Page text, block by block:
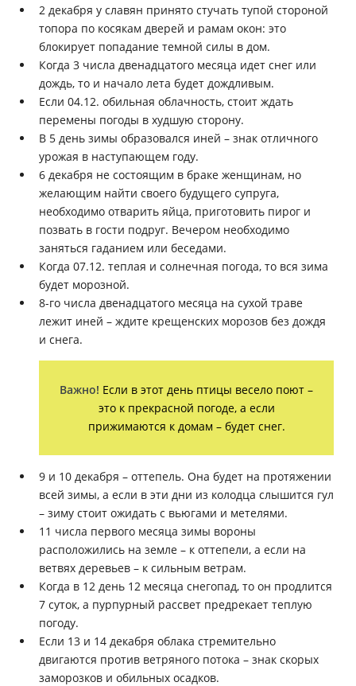
2 декабря у славян принято стучать тупой стороной
топора по косякам дверей и рамам окон: это
блокирует попадание темной силы в дом.
Когда 3 числа двенадцатого месяца идет снег или
дождь, то и начало лета будет дождливым.
Если 04.12. обильная облачность, стоит ждать
перемены погоды в худшую сторону.
В 5 день зимы образовался иней – знак отличного
урожая в наступающем году.
6 декабря не состоящим в браке женщинам, но
желающим найти своего будущего супруга,
необходимо отварить яйца, приготовить пирог и
позвать в гости подруг. Вечером необходимо
заняться гаданием или беседами.
Когда 07.12. теплая и солнечная погода, то вся зима
будет морозной.
8-го числа двенадцатого месяца на сухой траве
лежит иней – ждите крещенских морозов без дождя
и снега.
Важно! Если в этот день птицы весело поют –
это к прекрасной погоде, а если
прижимаются к домам – будет снег.
9 и 10 декабря – оттепель. Она будет на протяжении
всей зимы, а если в эти дни из колодца слышится гул
– зиму стоит ожидать с вьюгами и метелями.
11 числа первого месяца зимы вороны
расположились на земле – к оттепели, а если на
ветвях деревьев – к сильным ветрам.
Когда в 12 день 12 месяца снегопад, то он продлится
7 суток, а пурпурный рассвет предрекает теплую
погоду.
Если 13 и 14 декабря облака стремительно
двигаются против ветряного потока – знак скорых
заморозков и обильных осадков.